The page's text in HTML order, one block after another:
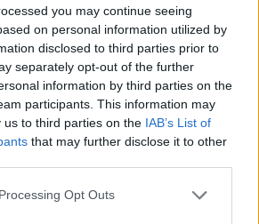
you may continue seeing
on personal information utilized by
disclosed to third parties prior to
separately opt-out of the further
information by third parties on the
participants. This information may
us to third parties on the IAB’s List of
that may further disclose it to other
website/app uses one or more Google
Opt Outs
στοGoogle News και
για όλη την ειδησεογραφία και τα